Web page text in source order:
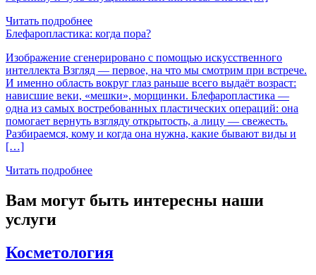
Читать подробнее
Блефаропластика: когда пора?
Изображение сгенерировано с помощью искусственного
интеллекта Взгляд — первое, на что мы смотрим при встрече.
И именно область вокруг глаз раньше всего выдаёт возраст:
нависшие веки, «мешки», морщинки. Блефаропластика —
одна из самых востребованных пластических операций: она
помогает вернуть взгляду открытость, а лицу — свежесть.
Разбираемся, кому и когда она нужна, какие бывают виды и
[…]
Читать подробнее
Вам могут быть интересны наши
услуги
Косметология